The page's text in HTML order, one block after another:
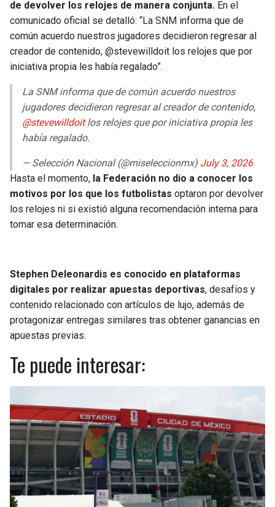
de devolver los relojes de manera conjunta. En el
comunicado oficial se detalló: “La SNM informa que de
común acuerdo nuestros jugadores decidieron regresar al
creador de contenido, @stevewilldoit los relojes que por
iniciativa propia les había regalado”.
La SNM informa que de común acuerdo nuestros
jugadores decidieron regresar al creador de contenido,
@stevewilldoitlos relojes que por iniciativa propia les
había regalado.
— Selección Nacional (@miseleccionmx) July 3, 2026
Hasta el momento, la Federación no dio a conocer los
motivos por los que los futbolistas optaron por devolver
los relojes ni si existió alguna recomendación interna para
tomar esa determinación.
Stephen Deleonardis es conocido en plataformas
digitales por realizar apuestas deportivas, desafíos y
contenido relacionado con artículos de lujo, además de
protagonizar entregas similares tras obtener ganancias en
apuestas previas.
Te puede interesar: